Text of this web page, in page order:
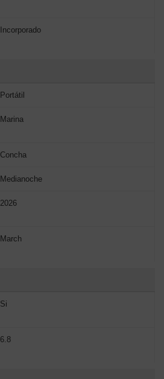
Incorporado
Portátil
Marina
Concha
Medianoche
2026
March
Si
6.8